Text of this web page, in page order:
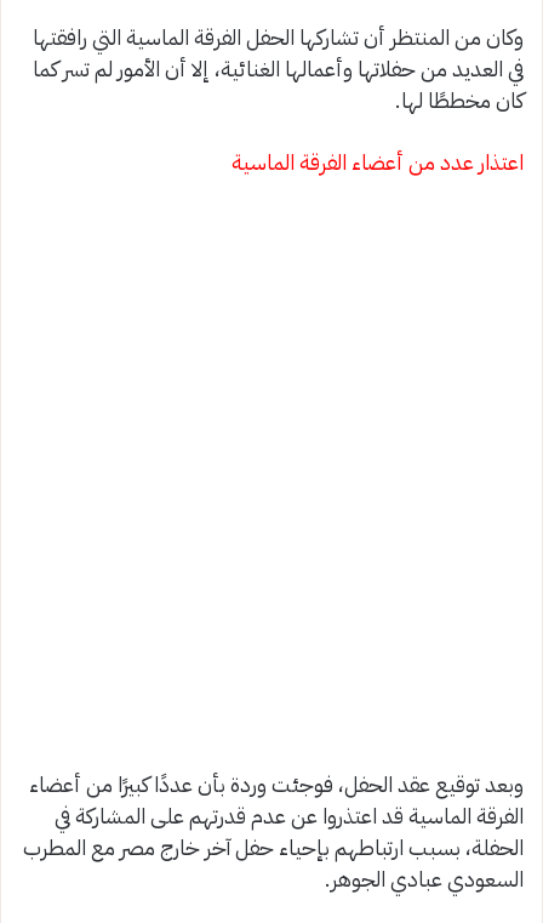
وكان من المنتظر أن تشاركها الحفل الفرقة الماسية التي رافقتها
في العديد من حفلاتها وأعمالها الغنائية، إلا أن الأمور لم تسر كما
كان مخططًا لها.
اعتذار عدد من أعضاء الفرقة الماسية
وبعد توقيع عقد الحفل، فوجئت وردة بأن عددًا كبيرًا من أعضاء
الفرقة الماسية قد اعتذروا عن عدم قدرتهم على المشاركة في
الحفلة، بسبب ارتباطهم بإحياء حفل آخر خارج مصر مع المطرب
السعودي عبادي الجوهر.